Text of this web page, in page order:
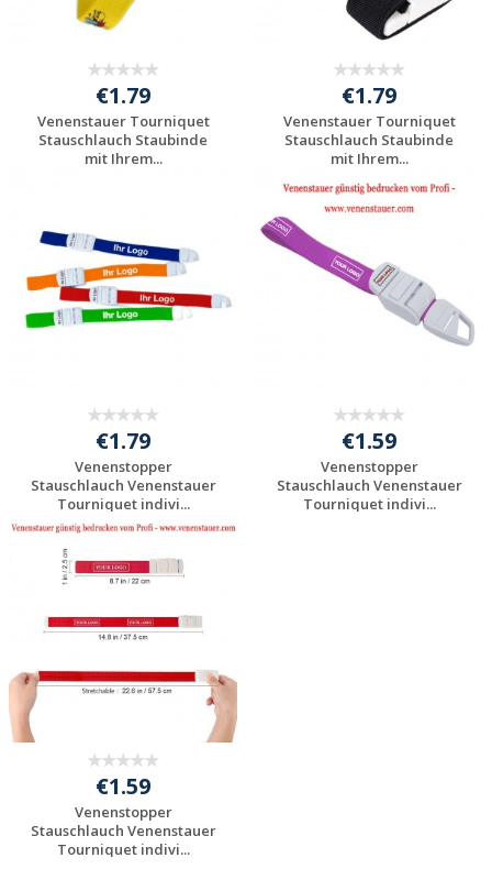
€1.79
Venenstauer Tourniquet
Stauschlauch Staubinde
mit Ihrem...
anfragen
€1.79
Venenstauer Tourniquet
Stauschlauch Staubinde
mit Ihrem...
Individuelle
Werbeartikel
€1.79
Venenstopper
Stauschlauch Venenstauer
Tourniquet indivi...
Individuelle
Werbeartikel
anfragen
€1.59
Venenstopper
Stauschlauch Venenstauer
Tourniquet indivi...
€1.59
Venenstopper
Stauschlauch Venenstauer
Tourniquet indivi...